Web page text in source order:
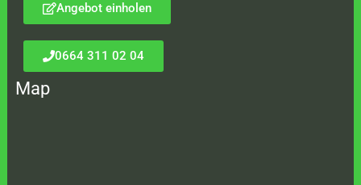
Angebot einholen
0664 311 02 04
Map